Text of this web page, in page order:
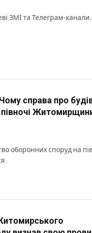
ЗМІ та Телеграм-канали.
справа про
оборонних споруд на